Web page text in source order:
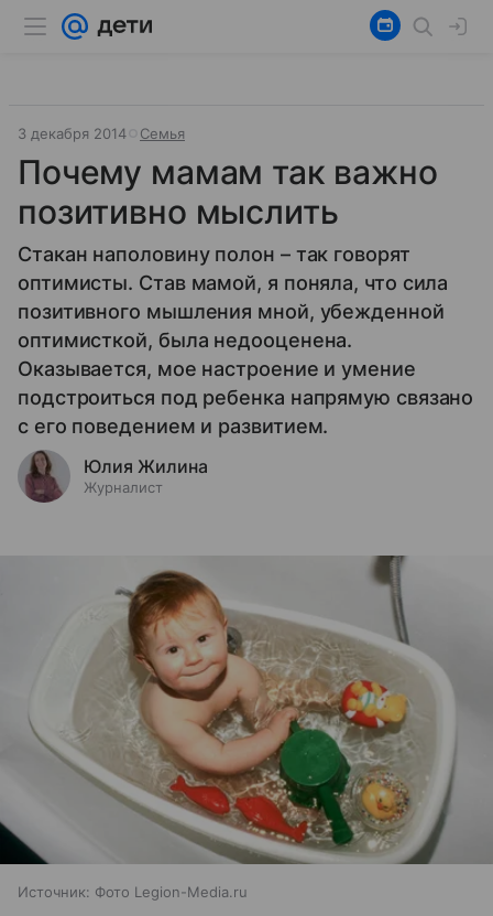
3 декабря 2014 Семья
Почему мамам так важно
позитивно мыслить
Стакан наполовину полон – так говорят
оптимисты. Став мамой, я поняла, что сила
позитивного мышления мной, убежденной
оптимисткой, была недооценена.
Оказывается, мое настроение и умение
подстроиться под ребенка напрямую связано
с его поведением и развитием.
Юлия Жилина
Журналист
Источник: Фото Legion-Media.ru